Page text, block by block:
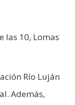
las 10, Lomas
Río Luján
Además,